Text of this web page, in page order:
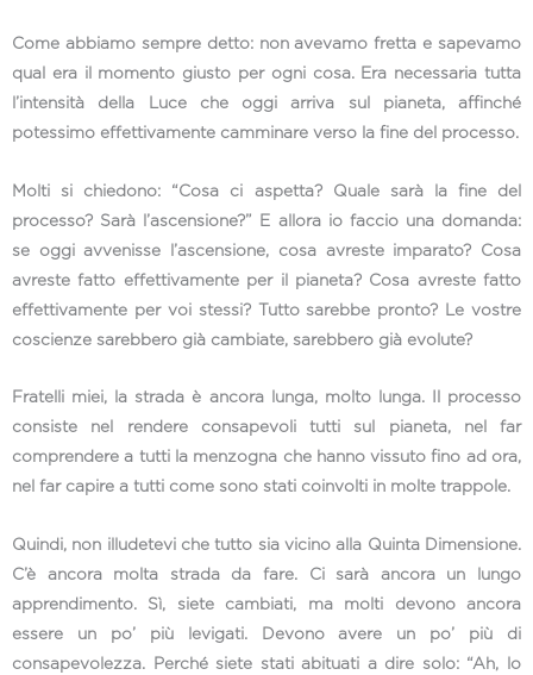
Come abbiamo sempre detto: non avevamo fretta e sapevamo
qual era il momento giusto per ogni cosa. Era necessaria tutta
l’intensità della Luce che oggi arriva sul pianeta, affinché
potessimo effettivamente camminare verso la fine del processo.
Molti si chiedono: “Cosa ci aspetta? Quale sarà la fine del
processo? Sarà l’ascensione?” E allora io faccio una domanda:
se oggi avvenisse l’ascensione, cosa avreste imparato? Cosa
avreste fatto effettivamente per il pianeta? Cosa avreste fatto
effettivamente per voi stessi? Tutto sarebbe pronto? Le vostre
coscienze sarebbero già cambiate, sarebbero già evolute?
Fratelli miei, la strada è ancora lunga, molto lunga. Il processo
consiste nel rendere consapevoli tutti sul pianeta, nel far
comprendere a tutti la menzogna che hanno vissuto fino ad ora,
nel far capire a tutti come sono stati coinvolti in molte trappole.
Quindi, non illudetevi che tutto sia vicino alla Quinta Dimensione.
C’è ancora molta strada da fare. Ci sarà ancora un lungo
apprendimento. Sì, siete cambiati, ma molti devono ancora
essere un po’ più levigati. Devono avere un po’ più di
consapevolezza. Perché siete stati abituati a dire solo: “Ah, lo